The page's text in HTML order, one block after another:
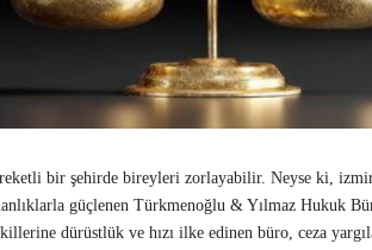
bir şehirde bireyleri zorlayabilir. Neyse ki, izmir
güçlenen Türkmenoğlu & Yılmaz Hukuk
dürüstlük ve hızı ilke edinen büro, ceza